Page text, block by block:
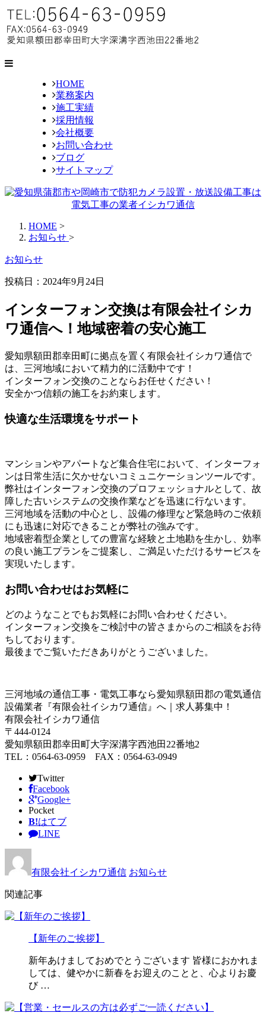
HOME
業務案内
施工実績
採用情報
会社概要
お問い合わせ
ブログ
サイトマップ
HOME >
お知らせ >
お知らせ
投稿日：2024年9月24日
インターフォン交換は有限会社イシカ
ワ通信へ！地域密着の安心施工
愛知県額田郡幸田町に拠点を置く有限会社イシカワ通信で
は、三河地域において精力的に活動中です！
インターフォン交換のことならお任せください！
安全かつ信頼の施工をお約束します。
快適な生活環境をサポート
マンションやアパートなど集合住宅において、インターフォ
ンは日常生活に欠かせないコミュニケーションツールです。
弊社はインターフォン交換のプロフェッショナルとして、故
障した古いシステムの交換作業などを迅速に行ないます。
三河地域を活動の中心とし、設備の修理など緊急時のご依頼
にも迅速に対応できることが弊社の強みです。
地域密着型企業としての豊富な経験と土地勘を生かし、効率
の良い施工プランをご提案し、ご満足いただけるサービスを
実現いたします。
お問い合わせはお気軽に
どのようなことでもお気軽にお問い合わせください。
インターフォン交換をご検討中の皆さまからのご相談をお待
ちしております。
最後までご覧いただきありがとうございました。
三河地域の通信工事・電気工事なら愛知県額田郡の電気通信
設備業者『有限会社イシカワ通信』へ｜求人募集中！
有限会社イシカワ通信
〒444-0124
愛知県額田郡幸田町大字深溝字西池田22番地2
TEL：0564-63-0959 FAX：0564-63-0949
Twitter
Facebook
Google+
Pocket
B!はてブ
LINE
有限会社イシカワ通信 お知らせ
関連記事
【新年のご挨拶】
新年あけましておめでとうございます 皆様におかれま
しては、健やかに新春をお迎えのことと、心よりお慶
び …